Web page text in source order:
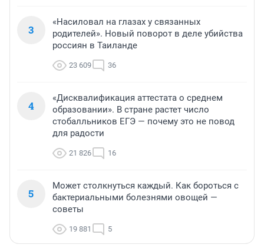
3
«Насиловал на глазах у связанных
родителей». Новый поворот в деле убийства
россиян в Таиланде
23 609 36
4
«Дисквалификация аттестата о среднем
образовании». В стране растет число
стобалльников ЕГЭ — почему это не повод
для радости
21 826 16
5
Может столкнуться каждый. Как бороться с
бактериальными болезнями овощей —
советы
19 881 5